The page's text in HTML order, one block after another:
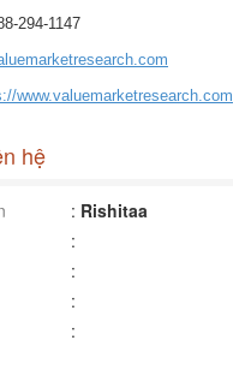
294-1147
www.valuemarketresearch.com
hệ
: Rishitaa
:
:
:
: